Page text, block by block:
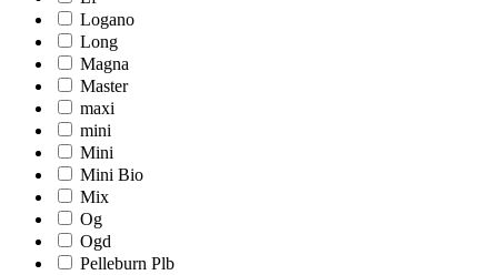
Logano
Long
Magna
Master
maxi
mini
Mini
Mini Bio
Mix
Og
Ogd
Pelleburn Plb